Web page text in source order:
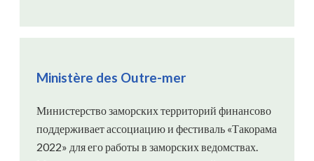
Ministère des Outre-mer
Министерство заморских территорий финансово
поддерживает ассоциацию и фестиваль «Такорама
2022» для его работы в заморских ведомствах.